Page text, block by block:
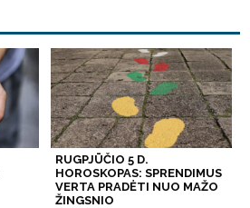
RUGPJŪČIO 5 D.
HOROSKOPAS: SPRENDIMUS
VERTA PRADĖTI NUO MAŽO
ŽINGSNIO